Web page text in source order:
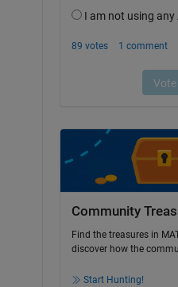
Community
Find the treasures in
discover how the
Start Hunting!